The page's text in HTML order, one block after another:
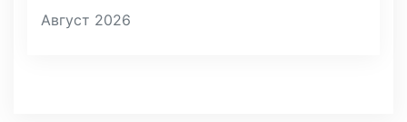
Август 2026